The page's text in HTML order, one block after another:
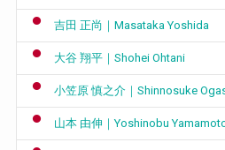
吉田 正尚｜Masataka Yoshida
大谷 翔平｜Shohei Ohtani
小笠原 慎之介｜Shinnosuke
山本 由伸｜Yoshinobu